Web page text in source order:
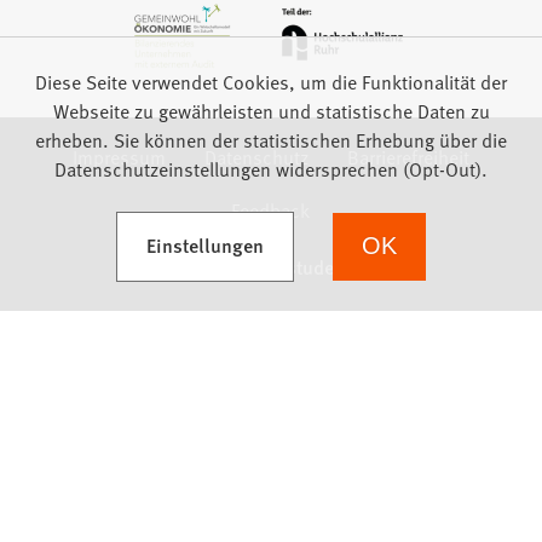
Impressum Datenschutz
Barrierefreiheit
Feedback
Diese Seite verwendet Cookies, um die Funktionalität der
Webseite zu gewährleisten und statistische Daten zu
erheben. Sie können der statistischen Erhebung über die
Datenschutzeinstellungen widersprechen (Opt-Out).
Einstellungen
(Öffnet in einem neuen Tab) OK